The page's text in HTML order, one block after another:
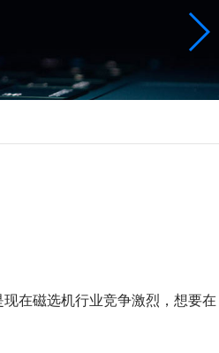
在磁选机行业竞争激烈，想要在